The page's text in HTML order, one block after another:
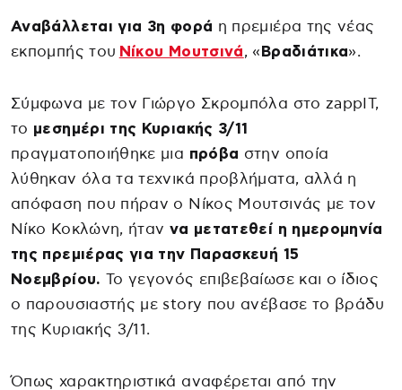
Αναβάλλεται για 3η φορά η πρεμιέρα της νέας
εκπομπής του Νίκου Μουτσινά, « Βραδιάτικα».
Σύμφωνα με τον Γιώργο Σκρομπόλα στο zappIT,
το μεσημέρι της Κυριακής 3/11
πραγματοποιήθηκε μια πρόβα στην οποία
λύθηκαν όλα τα τεχνικά προβλήματα, αλλά η
απόφαση που πήραν ο Νίκος Μουτσινάς με τον
Νίκο Κοκλώνη, ήταν να μετατεθεί η ημερομηνία
της πρεμιέρας για την Παρασκευή 15
Νοεμβρίου. Το γεγονός επιβεβαίωσε και ο ίδιος
ο παρουσιαστής με story που ανέβασε το βράδυ
της Κυριακής 3/11.
Όπως χαρακτηριστικά αναφέρεται από την